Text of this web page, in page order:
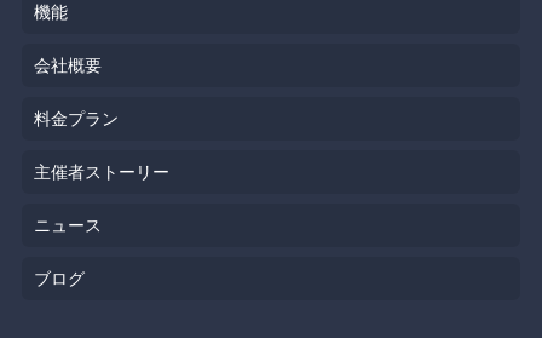
機能
会社概要
料金プラン
主催者ストーリー
ニュース
ブログ